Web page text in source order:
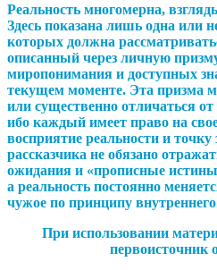
Реальность многомерна,
Здесь показана лишь одна или
которых должна
описанный через личную
миропонимания и доступных
текущем моменте. Эта призма
или существенно отличаться
ибо каждый имеет право на
восприятие реальности и
рассказчика не обязано
ожидания и «прописные
а реальность постоянно
чужое по принципу внутреннего
При использовании
первоисточник